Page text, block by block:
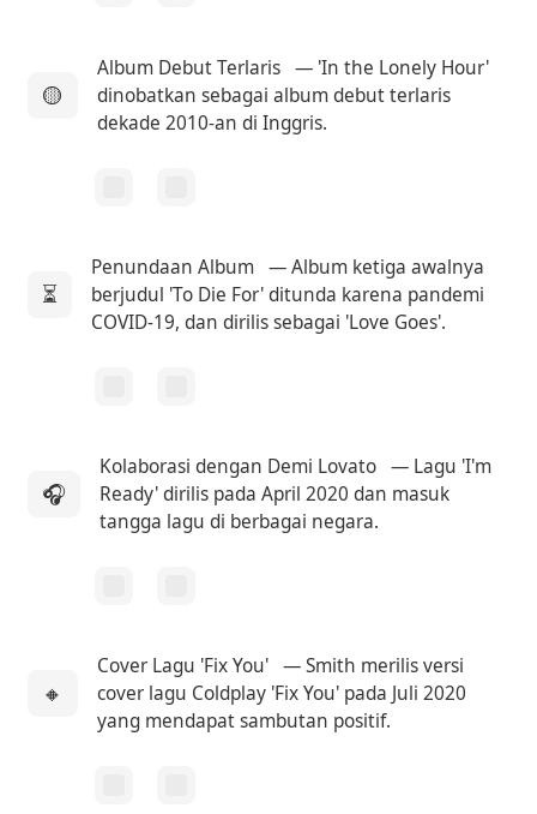
🟡
Album Debut Terlaris — 'In the Lonely Hour'
dinobatkan sebagai album debut terlaris
dekade 2010-an di Inggris.
⏳
Penundaan Album — Album ketiga awalnya
berjudul 'To Die For' ditunda karena pandemi
COVID-19, dan dirilis sebagai 'Love Goes'.
🎧
Kolaborasi dengan Demi Lovato — Lagu 'I'm
Ready' dirilis pada April 2020 dan masuk
tangga lagu di berbagai negara.
🔸
Cover Lagu 'Fix You' — Smith merilis versi
cover lagu Coldplay 'Fix You' pada Juli 2020
yang mendapat sambutan positif.